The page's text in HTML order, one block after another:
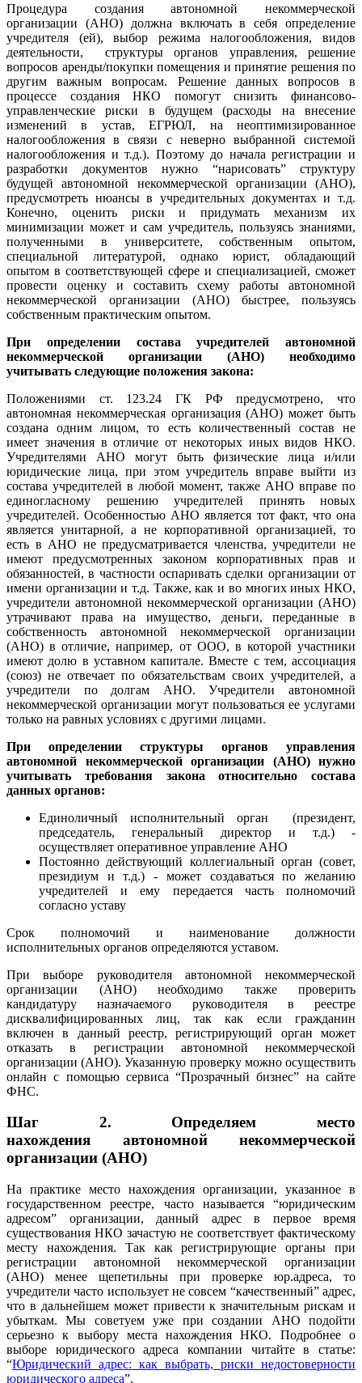
Процедура создания автономной некоммерческой
организации (АНО) должна включать в себя определение
учредителя (ей), выбор режима налогообложения, видов
деятельности, структуры органов управления, решение
вопросов аренды/покупки помещения и принятие решения по
другим важным вопросам. Решение данных вопросов в
процессе создания НКО помогут снизить финансово-
управленческие риски в будущем (расходы на внесение
изменений в устав, ЕГРЮЛ, на неоптимизированное
налогообложения в связи с неверно выбранной системой
налогообложения и т.д.). Поэтому до начала регистрации и
разработки документов нужно “нарисовать” структуру
будущей автономной некоммерческой организации (АНО),
предусмотреть нюансы в учредительных документах и т.д.
Конечно, оценить риски и придумать механизм их
минимизации может и сам учредитель, пользуясь знаниями,
полученными в университете, собственным опытом,
специальной литературой, однако юрист, обладающий
опытом в соответствующей сфере и специализацией, сможет
провести оценку и составить схему работы автономной
некоммерческой организации (АНО) быстрее, пользуясь
собственным практическим опытом.
При определении состава учредителей автономной
некоммерческой организации (АНО) необходимо
учитывать следующие положения закона:
Положениями ст. 123.24 ГК РФ предусмотрено, что
автономная некоммерческая организация (АНО) может быть
создана одним лицом, то есть количественный состав не
имеет значения в отличие от некоторых иных видов НКО.
Учредителями АНО могут быть физические лица и/или
юридические лица, при этом учредитель вправе выйти из
состава учредителей в любой момент, также АНО вправе по
единогласному решению учредителей принять новых
учредителей. Особенностью АНО является тот факт, что она
является унитарной, а не корпоративной организацией, то
есть в АНО не предусматривается членства, учредители не
имеют предусмотренных законом корпоративных прав и
обязанностей, в частности оспаривать сделки организации от
имени организации и т.д. Также, как и во многих иных НКО,
учредители автономной некоммерческой организации (АНО)
утрачивают права на имущество, деньги, переданные в
собственность автономной некоммерческой организации
(АНО) в отличие, например, от ООО, в которой участники
имеют долю в уставном капитале. Вместе с тем, ассоциация
(союз) не отвечает по обязательствам своих учредителей, а
учредители по долгам АНО. Учредители автономной
некоммерческой организации могут пользоваться ее услугами
только на равных условиях с другими лицами.
При определении структуры органов управления
автономной некоммерческой организации (АНО) нужно
учитывать требования закона относительно состава
данных органов:
Единоличный исполнительный орган (президент,
председатель, генеральный директор и т.д.) -
осуществляет оперативное управление АНО
Постоянно действующий коллегиальный орган (совет,
президиум и т.д.) - может создаваться по желанию
учредителей и ему передается часть полномочий
согласно уставу
Срок полномочий и наименование должности
исполнительных органов определяются уставом.
При выборе руководителя автономной некоммерческой
организации (АНО) необходимо также проверить
кандидатуру назначаемого руководителя в реестре
дисквалифицированных лиц, так как если гражданин
включен в данный реестр, регистрирующий орган может
отказать в регистрации автономной некоммерческой
организации (АНО). Указанную проверку можно осуществить
онлайн с помощью сервиса “Прозрачный бизнес” на сайте
ФНС.
Шаг 2. Определяем место
нахождения автономной некоммерческой
организации (АНО)
На практике место нахождения организации, указанное в
государственном реестре, часто называется “юридическим
адресом” организации, данный адрес в первое время
существования НКО зачастую не соответствует фактическому
месту нахождения. Так как регистрирующие органы при
регистрации автономной некоммерческой организации
(АНО) менее щепетильны при проверке юр.адреса, то
учредители часто использует не совсем “качественный” адрес,
что в дальнейшем может привести к значительным рискам и
убыткам. Мы советуем уже при создании АНО подойти
серьезно к выбору места нахождения НКО. Подробнее о
выборе юридического адреса компании читайте в статье:
“Юридический адрес: как выбрать, риски недостоверности
юридического адреса”.